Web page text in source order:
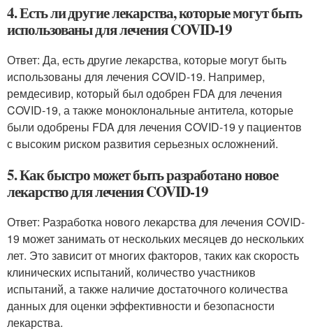
4. Есть ли другие лекарства, которые могут быть
использованы для лечения COVID-19
Ответ: Да, есть другие лекарства, которые могут быть
использованы для лечения COVID-19. Например,
ремдесивир, который был одобрен FDA для лечения
COVID-19, а также моноклональные антитела, которые
были одобрены FDA для лечения COVID-19 у пациентов
с высоким риском развития серьезных осложнений.
5. Как быстро может быть разработано новое
лекарство для лечения COVID-19
Ответ: Разработка нового лекарства для лечения COVID-
19 может занимать от нескольких месяцев до нескольких
лет. Это зависит от многих факторов, таких как скорость
клинических испытаний, количество участников
испытаний, а также наличие достаточного количества
данных для оценки эффективности и безопасности
лекарства.